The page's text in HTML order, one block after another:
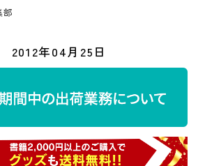
2012年04月25日